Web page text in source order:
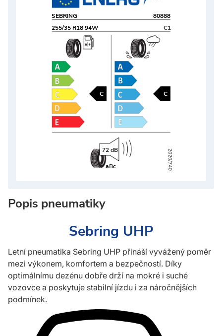
255/35 R18 94W
SEBRING 80888
C C
72 dB
C1
2020/740
aBc
Popis pneumatiky
Sebring UHP
Letní pneumatika Sebring UHP přináší vyvážený poměr
mezi výkonem, komfortem a bezpečností. Díky
optimálnímu dezénu dobře drží na mokré i suché
vozovce a poskytuje stabilní jízdu i za náročnějších
podmínek.